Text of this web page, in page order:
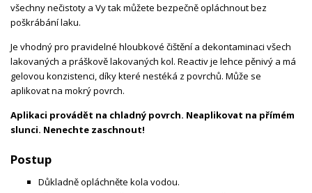
všechny nečistoty a Vy tak můžete bezpečně opláchnout bez
poškrábání laku.
Je vhodný pro pravidelné hloubkové čištění a dekontaminaci všech
lakovaných a práškově lakovaných kol. Reactiv je lehce pěnivý a má
gelovou konzistenci, díky které nestéká z povrchů. Může se
aplikovat na mokrý povrch.
Aplikaci provádět na chladný povrch. Neaplikovat na přímém
slunci. Nenechte zaschnout!
Postup
Důkladně opláchněte kola vodou.